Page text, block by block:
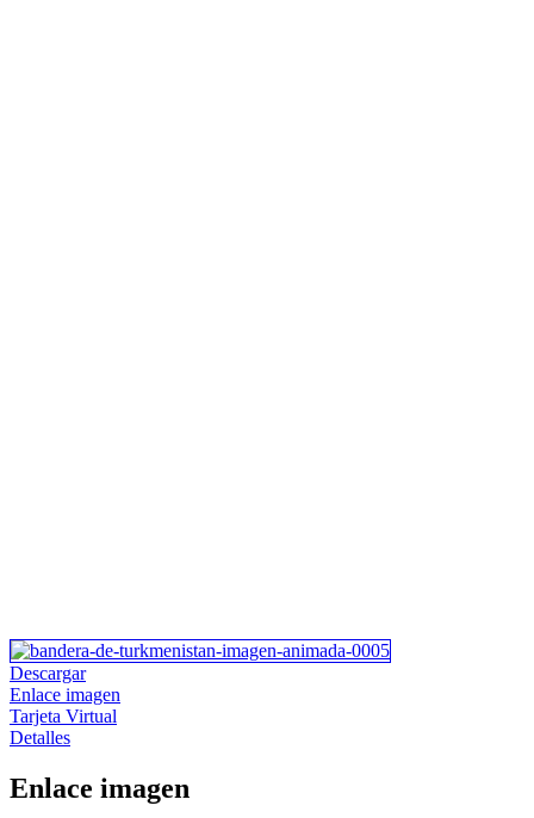
Descargar
Enlace imagen
Tarjeta Virtual
Detalles
Enlace imagen